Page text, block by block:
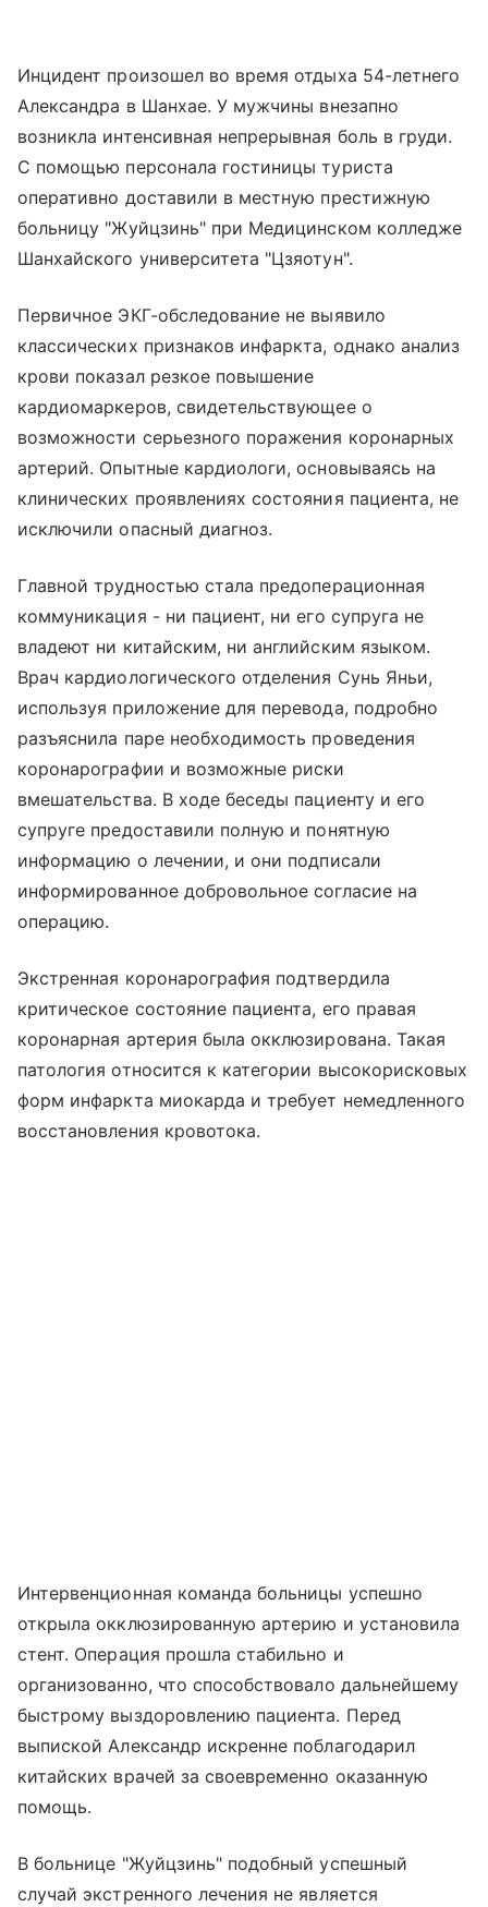
Инцидент произошел во время отдыха 54-летнего
Александра в Шанхае. У мужчины внезапно
возникла интенсивная непрерывная боль в груди.
С помощью персонала гостиницы туриста
оперативно доставили в местную престижную
больницу "Жуйцзинь" при Медицинском колледже
Шанхайского университета "Цзяотун".
Первичное ЭКГ-обследование не выявило
классических признаков инфаркта, однако анализ
крови показал резкое повышение
кардиомаркеров, свидетельствующее о
возможности серьезного поражения коронарных
артерий. Опытные кардиологи, основываясь на
клинических проявлениях состояния пациента, не
исключили опасный диагноз.
Главной трудностью стала предоперационная
коммуникация - ни пациент, ни его супруга не
владеют ни китайским, ни английским языком.
Врач кардиологического отделения Сунь Яньи,
используя приложение для перевода, подробно
разъяснила паре необходимость проведения
коронарографии и возможные риски
вмешательства. В ходе беседы пациенту и его
супруге предоставили полную и понятную
информацию о лечении, и они подписали
информированное добровольное согласие на
операцию.
Экстренная коронарография подтвердила
критическое состояние пациента, его правая
коронарная артерия была окклюзирована. Такая
патология относится к категории высокорисковых
форм инфаркта миокарда и требует немедленного
восстановления кровотока.
Интервенционная команда больницы успешно
открыла окклюзированную артерию и установила
стент. Операция прошла стабильно и
организованно, что способствовало дальнейшему
быстрому выздоровлению пациента. Перед
выпиской Александр искренне поблагодарил
китайских врачей за своевременно оказанную
помощь.
В больнице "Жуйцзинь" подобный успешный
случай экстренного лечения не является